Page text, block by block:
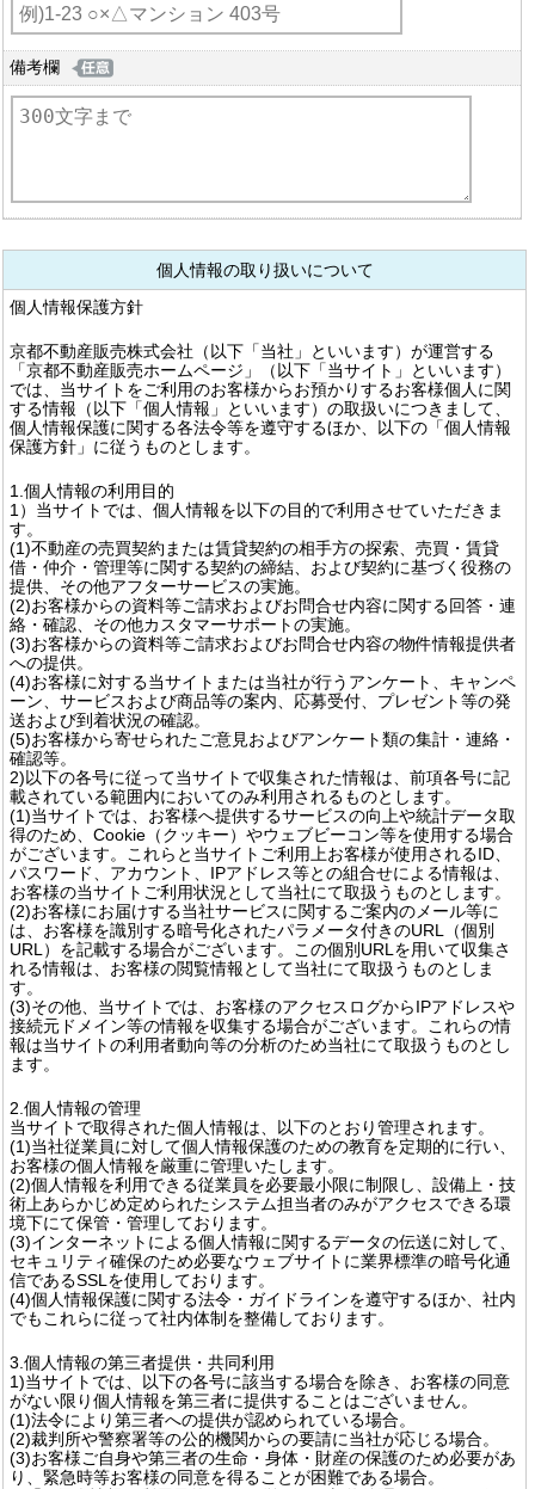
備考欄
個人情報の取り扱いについて
個人情報保護方針
京都不動産販売株式会社（以下「当社」といいます）が運営する
「京都不動産販売ホームページ」（以下「当サイト」といいます）
では、当サイトをご利用のお客様からお預かりするお客様個人に関
する情報（以下「個人情報」といいます）の取扱いにつきまして、
個人情報保護に関する各法令等を遵守するほか、以下の「個人情報
保護方針」に従うものとします。
1.個人情報の利用目的
1）当サイトでは、個人情報を以下の目的で利用させていただきま
す。
(1)不動産の売買契約または賃貸契約の相手方の探索、売買・賃貸
借・仲介・管理等に関する契約の締結、および契約に基づく役務の
提供、その他アフターサービスの実施。
(2)お客様からの資料等ご請求およびお問合せ内容に関する回答・連
絡・確認、その他カスタマーサポートの実施。
(3)お客様からの資料等ご請求およびお問合せ内容の物件情報提供者
への提供。
(4)お客様に対する当サイトまたは当社が行うアンケート、キャンペ
ーン、サービスおよび商品等の案内、応募受付、プレゼント等の発
送および到着状況の確認。
(5)お客様から寄せられたご意見およびアンケート類の集計・連絡・
確認等。
2)以下の各号に従って当サイトで収集された情報は、前項各号に記
載されている範囲内においてのみ利用されるものとします。
(1)当サイトでは、お客様へ提供するサービスの向上や統計データ取
得のため、Cookie（クッキー）やウェブビーコン等を使用する場合
がございます。これらと当サイトご利用上お客様が使用されるID、
パスワード、アカウント、IPアドレス等との組合せによる情報は、
お客様の当サイトご利用状況として当社にて取扱うものとします。
(2)お客様にお届けする当社サービスに関するご案内のメール等に
は、お客様を識別する暗号化されたパラメータ付きのURL（個別
URL）を記載する場合がございます。この個別URLを用いて収集さ
れる情報は、お客様の閲覧情報として当社にて取扱うものとしま
す。
(3)その他、当サイトでは、お客様のアクセスログからIPアドレスや
接続元ドメイン等の情報を収集する場合がございます。これらの情
報は当サイトの利用者動向等の分析のため当社にて取扱うものとし
ます。
2.個人情報の管理
当サイトで取得された個人情報は、以下のとおり管理されます。
(1)当社従業員に対して個人情報保護のための教育を定期的に行い、
お客様の個人情報を厳重に管理いたします。
(2)個人情報を利用できる従業員を必要最小限に制限し、設備上・技
術上あらかじめ定められたシステム担当者のみがアクセスできる環
境下にて保管・管理しております。
(3)インターネットによる個人情報に関するデータの伝送に対して、
セキュリティ確保のため必要なウェブサイトに業界標準の暗号化通
信であるSSLを使用しております。
(4)個人情報保護に関する法令・ガイドラインを遵守するほか、社内
でもこれらに従って社内体制を整備しております。
3.個人情報の第三者提供・共同利用
1)当サイトでは、以下の各号に該当する場合を除き、お客様の同意
がない限り個人情報を第三者に提供することはございません。
(1)法令により第三者への提供が認められている場合。
(2)裁判所や警察署等の公的機関からの要請に当社が応じる場合。
(3)お客様ご自身や第三者の生命・身体・財産の保護のため必要があ
り、緊急時等お客様の同意を得ることが困難である場合。